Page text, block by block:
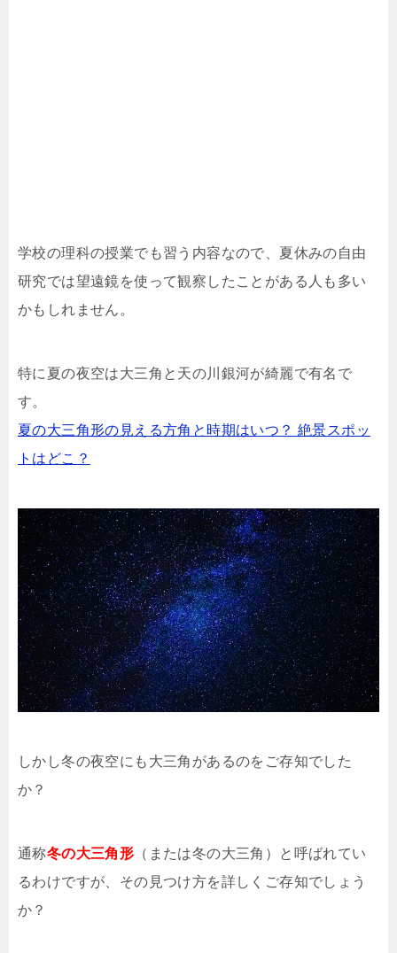
学校の理科の授業でも習う内容なので、夏休みの自由
研究では望遠鏡を使って観察したことがある人も多い
かもしれません。
特に夏の夜空は大三角と天の川銀河が綺麗で有名で
す。
夏の大三角形の見える方角と時期はいつ？ 絶景スポッ
トはどこ？
しかし冬の夜空にも大三角があるのをご存知でした
か？
通称冬の大三角形 （または冬の大三角）と呼ばれてい
るわけですが、その見つけ方を詳しくご存知でしょう
か？